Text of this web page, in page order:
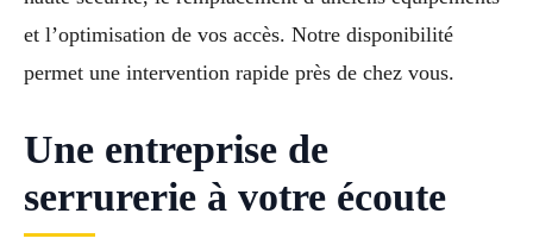
et l’optimisation de vos accès. Notre disponibilité
permet une intervention rapide près de chez vous.
Une entreprise de
serrurerie à votre écoute